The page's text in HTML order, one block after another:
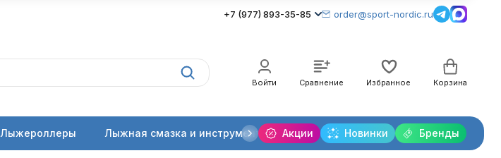
+7 (977) 893-35-85 order@sport-nordic.ru
Войти Сравнение Избранное Корзина
Акции Новинки Бренды
Лыжероллеры Лыжная смазка и инструменты Крепления лыжные Очки и линзы